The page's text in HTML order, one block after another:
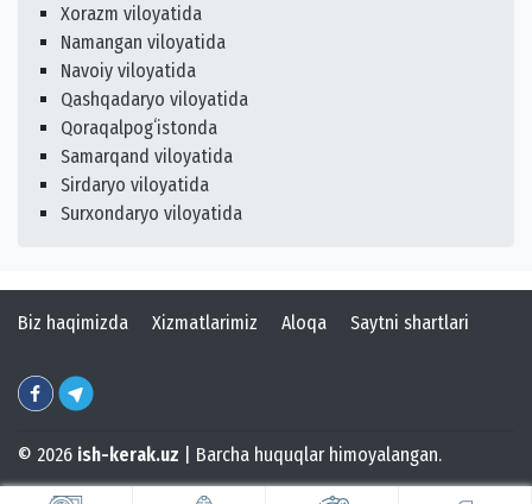
Xorazm viloyatida
Namangan viloyatida
Navoiy viloyatida
Qashqadaryo viloyatida
Qoraqalpogʻistonda
Samarqand viloyatida
Sirdaryo viloyatida
Surxondaryo viloyatida
Biz haqimizda Xizmatlarimiz Aloqa Saytni shartlari
© 2026 ish-kerak.uz | Barcha huquqlar himoyalangan.